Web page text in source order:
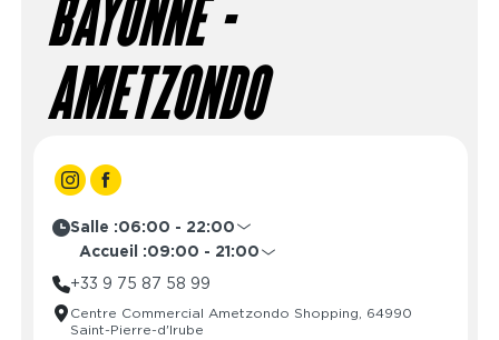
BAYONNE -
AMETZONDO
Salle :06:00 - 22:00
Lundi
06:00 - 22:00
Mardi
06:00 - 22:00
Jeudi
06:00 - 22:00
Accueil :09:00 - 21:00
Lundi
Mercredi
08:30 - 21:30
+33 9 75 87 58 99
Centre Commercial Ametzondo Shopping, 64990
Saint-Pierre-d'Irube